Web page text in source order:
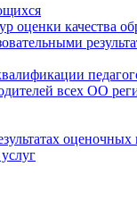
оценки качества
всех ОО
оценочных